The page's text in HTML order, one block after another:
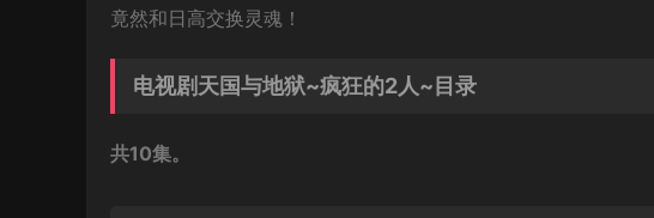
竟然和日高交换灵魂！
电视剧天国与地狱~疯狂的2人~目录
共10集。